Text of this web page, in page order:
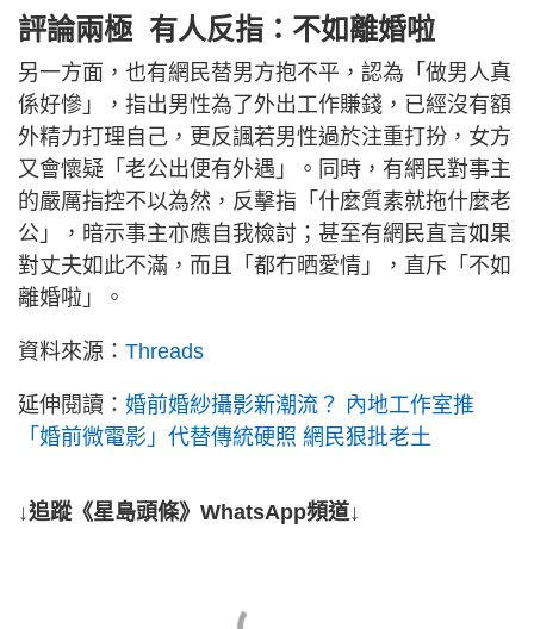
評論兩極 有人反指：不如離婚啦
另一方面，也有網民替男方抱不平，認為「做男人真
係好慘」，指出男性為了外出工作賺錢，已經沒有額
外精力打理自己，更反諷若男性過於注重打扮，女方
又會懷疑「老公出便有外遇」。同時，有網民對事主
的嚴厲指控不以為然，反擊指「什麼質素就拖什麼老
公」，暗示事主亦應自我檢討；甚至有網民直言如果
對丈夫如此不滿，而且「都冇晒愛情」，直斥「不如
離婚啦」。
資料來源： Threads
延伸閱讀： 婚前婚紗攝影新潮流？ 內地工作室推
「婚前微電影」代替傳統硬照 網民狠批老土
↓追蹤《星島頭條》WhatsApp頻道↓